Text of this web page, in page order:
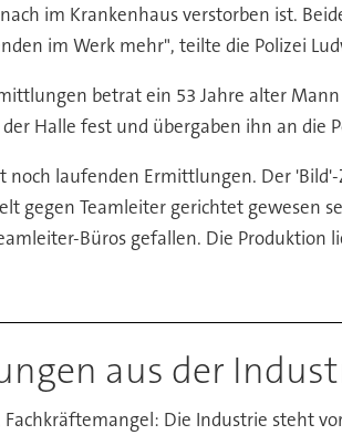
im Krankenhaus verstorben ist.
im Werk mehr", teilte die Polizei
betrat ein 53 Jahre alter
Halle fest und übergaben ihn an die
noch laufenden Ermittlungen. Der
gegen Teamleiter gerichtet gewesen
Büros gefallen. Die
aus der
Fachkräftemangel: Die Industrie steht